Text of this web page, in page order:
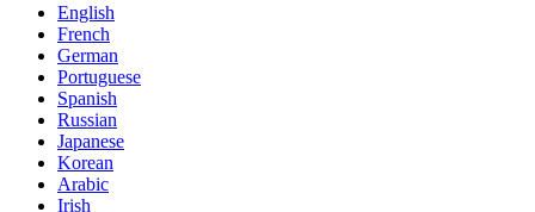
English
French
German
Portuguese
Spanish
Russian
Japanese
Korean
Arabic
Irish